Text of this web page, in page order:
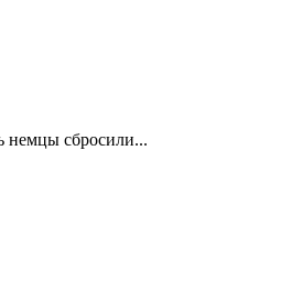
немцы сбросили...